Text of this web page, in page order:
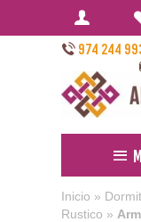
974 244
Inicio »
Rustico »